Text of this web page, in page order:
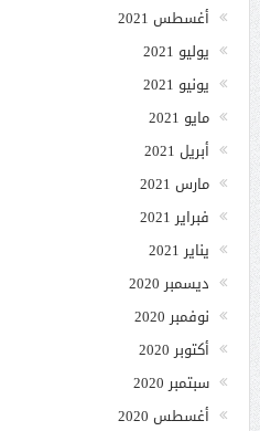
أغسطس 2021
يوليو 2021
يونيو 2021
مايو 2021
أبريل 2021
مارس 2021
فبراير 2021
يناير 2021
ديسمبر 2020
نوفمبر 2020
أكتوبر 2020
سبتمبر 2020
أغسطس 2020